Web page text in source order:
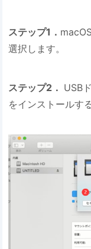
ステップ1．
選択します。
ステップ2． USB
をインストールす